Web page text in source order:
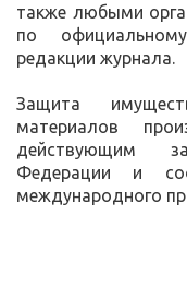
также любыми
по
редакции журнала.
Защита
материалов
действующим
Федерации и
международного